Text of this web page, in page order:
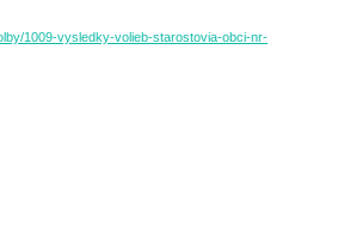
1009-vysledky-volieb-starostovia-obci-nr-